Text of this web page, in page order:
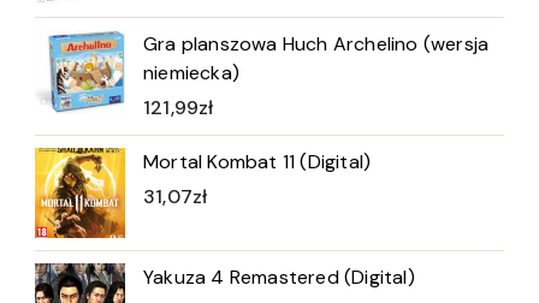
Gra planszowa Huch Archelino (wersja
niemiecka)
121,99zł
Mortal Kombat 11 (Digital)
31,07zł
Yakuza 4 Remastered (Digital)